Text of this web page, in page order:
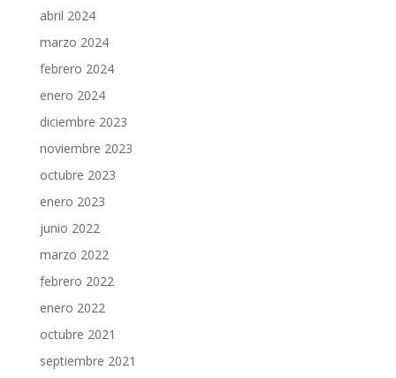
abril 2024
marzo 2024
febrero 2024
enero 2024
diciembre 2023
noviembre 2023
octubre 2023
enero 2023
junio 2022
marzo 2022
febrero 2022
enero 2022
octubre 2021
septiembre 2021